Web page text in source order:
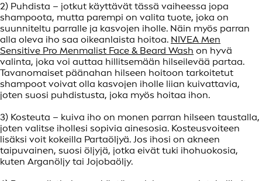
2) Puhdista – jotkut käyttävät tässä vaiheessa jopa
shampoota, mutta parempi on valita tuote, joka on
suunniteltu parralle ja kasvojen iholle. Näin myös parran
alla oleva iho saa oikeanlaista hoitoa. NIVEA Men
Sensitive Pro Menmalist Face & Beard Wash on hyvä
valinta, joka voi auttaa hillitsemään hilseilevää partaa.
Tavanomaiset päänahan hilseen hoitoon tarkoitetut
shampoot voivat olla kasvojen iholle liian kuivattavia,
joten suosi puhdistusta, joka myös hoitaa ihon.
3) Kosteuta – kuiva iho on monen parran hilseen taustalla,
joten valitse ihollesi sopivia ainesosia. Kosteusvoiteen
lisäksi voit kokeilla Partaöljyä. Jos ihosi on akneen
taipuvainen, suosi öljyjä, jotka eivät tuki ihohuokosia,
kuten Arganöljy tai Jojobaöljy.